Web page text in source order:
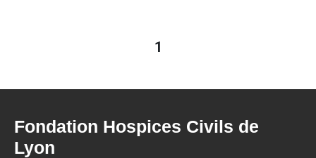
1
Fondation Hospices Civils de
Lyon